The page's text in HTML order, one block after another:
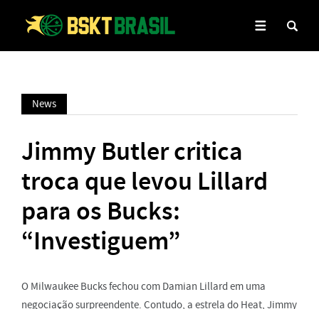
News
Jimmy Butler critica
troca que levou Lillard
para os Bucks:
“Investiguem”
O Milwaukee Bucks fechou com Damian Lillard em uma
negociação surpreendente. Contudo, a estrela do Heat, Jimmy